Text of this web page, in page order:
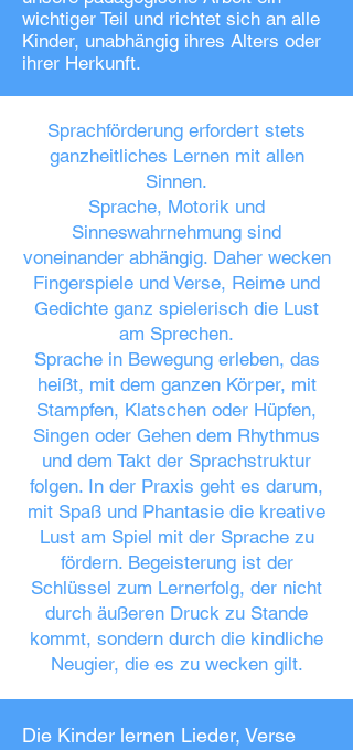
wichtiger Teil und richtet sich an alle
Kinder, unabhängig ihres Alters oder
ihrer Herkunft.
Sprachförderung erfordert stets
ganzheitliches Lernen mit allen
Sinnen.
Sprache, Motorik und
Sinneswahrnehmung sind
voneinander abhängig. Daher wecken
Fingerspiele und Verse, Reime und
Gedichte ganz spielerisch die Lust
am Sprechen.
Sprache in Bewegung erleben, das
heißt, mit dem ganzen Körper, mit
Stampfen, Klatschen oder Hüpfen,
Singen oder Gehen dem Rhythmus
und dem Takt der Sprachstruktur
folgen. In der Praxis geht es darum,
mit Spaß und Phantasie die kreative
Lust am Spiel mit der Sprache zu
fördern. Begeisterung ist der
Schlüssel zum Lernerfolg, der nicht
durch äußeren Druck zu Stande
kommt, sondern durch die kindliche
Neugier, die es zu wecken gilt.
Die Kinder lernen Lieder, Verse